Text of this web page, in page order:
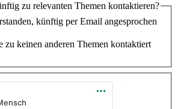
zu relevanten Themen kontaktieren?
künftig per Email angesprochen
zu keinen anderen Themen kontaktiert